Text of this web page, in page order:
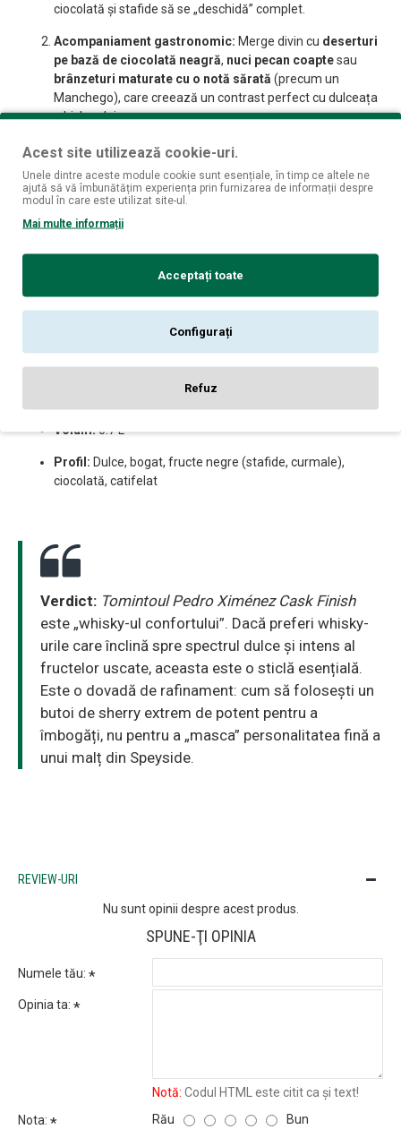
ciocolată și stafide să se „deschidă” complet.
Acompaniament gastronomic: Merge divin cu deserturi
pe bază de ciocolată neagră, nuci pecan coaptesau
brânzeturi maturate cu o notă sărată (precum un
Manchego), care creează un contrast perfect cu dulceața
whisky-ului.
Pentru temperaturi reci:Este un whisky „de iarnă” sau de
seară târzie, oferind o senzație de căldură și confort.
Specificații pe scurt
Producător:Tomintoul Distillery
Speyside, Scoția
Tip:Single Malt Scotch Whisky
Volum:0.7 L
Profil: Dulce, bogat, fructe negre (stafide, curmale),
ciocolată, catifelat
Verdict: Tomintoul Pedro Ximénez Cask Finish
este „whisky-ul confortului”. Dacă preferi whisky-
urile care înclină spre spectrul dulce și intens al
fructelor uscate, aceasta este o sticlă esențială.
Este o dovadă de rafinament: cum să folosești un
butoi de sherry extrem de potent pentru a
îmbogăți, nu pentru a „masca” personalitatea fină a
unui malț din Speyside.
REVIEW-URI
Nu sunt opinii despre acest produs.
SPUNE-ŢI OPINIA
Numele tău:
Opinia ta:
Notă: Codul HTML este citit ca şi text!
Nota:
Rău Bun
Acest site utilizează cookie-uri.
Unele dintre aceste module cookie sunt esențiale, în timp ce altele ne
ajută să vă îmbunătățim experiența prin furnizarea de informații despre
modul în care este utilizat site-ul.
Mai multe informații
Acceptați toate
Configurați
Refuz